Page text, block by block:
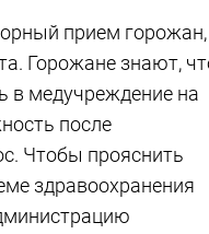
прием горожан,
Горожане знают,
в медучреждение на
после
Чтобы прояснить
здравоохранения